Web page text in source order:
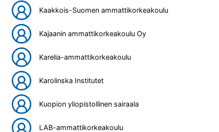
Kaakkois-Suomen ammattikorkeakoulu
Kajaanin ammattikorkeakoulu Oy
Karelia-ammattikorkeakoulu
Karolinska Institutet
Kuopion yliopistollinen sairaala
LAB-ammattikorkeakoulu